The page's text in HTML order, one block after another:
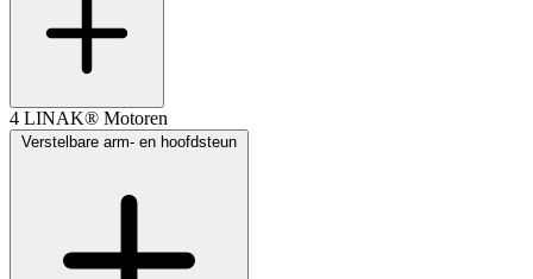
4 LINAK® Motoren
Verstelbare arm- en hoofdsteun